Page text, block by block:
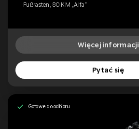
Fußrasten, 80 KM „Alfa”
Więcej informacji
Pytać się
Gotowe do odbioru